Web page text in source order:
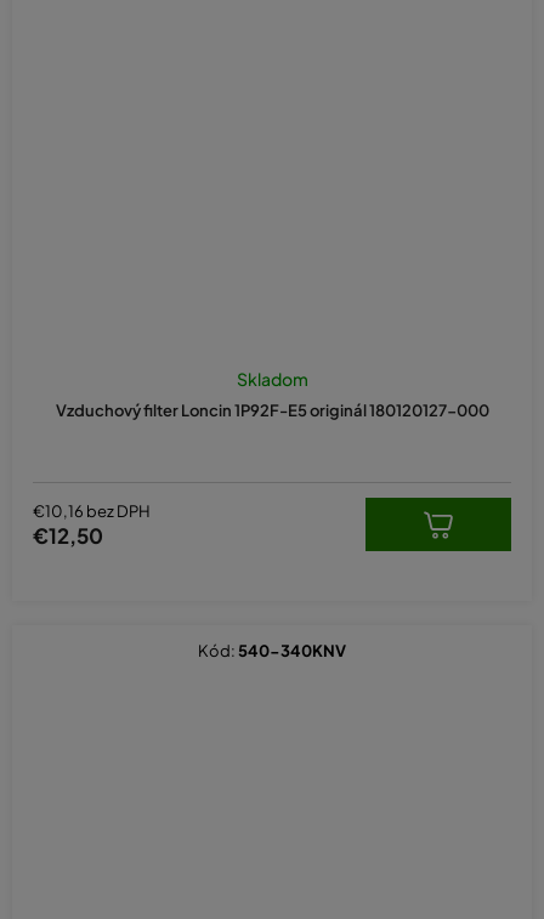
Vzduchový filter Loncin 1P92F-E5 originál 180120127-000
Skladom
€10,16 bez DPH
€12,50
Kód: 540-340KNV